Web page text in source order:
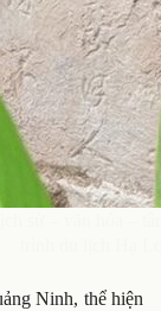
Ninh, thể hiện